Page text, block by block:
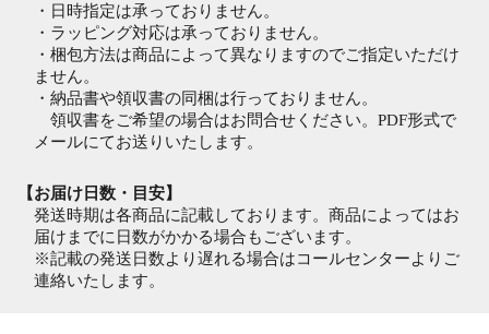
・日時指定は承っておりません。
・ラッピング対応は承っておりません。
・梱包方法は商品によって異なりますのでご指定いただけ
ません。
・納品書や領収書の同梱は行っておりません。
領収書をご希望の場合はお問合せください。PDF形式で
メールにてお送りいたします。
【お届け日数・目安】
発送時期は各商品に記載しております。商品によってはお
届けまでに日数がかかる場合もございます。
※記載の発送日数より遅れる場合はコールセンターよりご
連絡いたします。